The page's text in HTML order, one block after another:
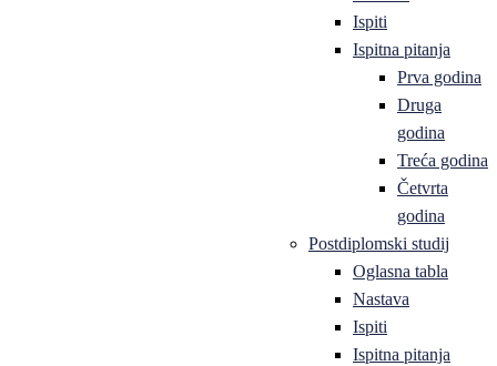
Ispiti
Ispitna pitanja
Prva godina
Druga
godina
Treća godina
Četvrta
godina
Postdiplomski studij
Oglasna tabla
Nastava
Ispiti
Ispitna pitanja